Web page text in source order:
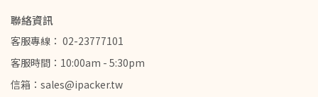
聯絡資訊
客服專線： 02-23777101
客服時間：10:00am - 5:30pm
信箱：sales@ipacker.tw